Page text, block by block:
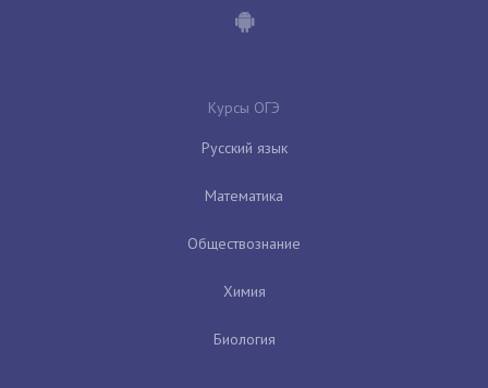
Курсы ОГЭ
Русский язык
Математика
Обществознание
Химия
Биология